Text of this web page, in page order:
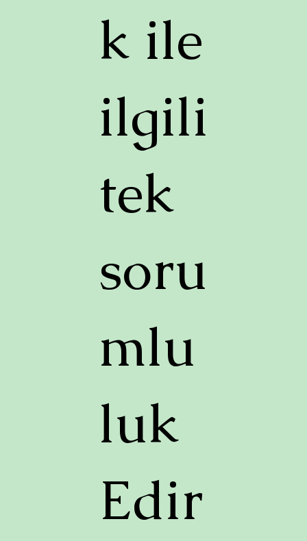
k ile
ilgili
tek
soru
mlu
luk
Edir